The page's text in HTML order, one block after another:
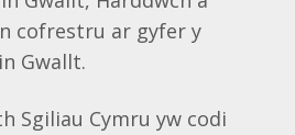
cofrestru ar gyfer y
Gwallt.
Sgiliau Cymru yw codi